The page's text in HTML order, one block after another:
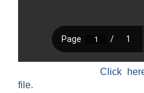
Click
file.